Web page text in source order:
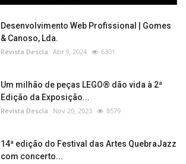
Desenvolvimento Web Profissional | Gomes
& Canoso, Lda.
Revista Descla Abr 9, 2024 6301
Um milhão de peças LEGO® dão vida à 2ª
Edição da Exposição...
Revista Descla Nov 20, 2023 8579
14ª edição do Festival das Artes QuebraJazz
com concerto...